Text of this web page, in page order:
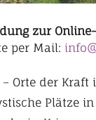
zur
per Mail:
– Orte der
Plätze